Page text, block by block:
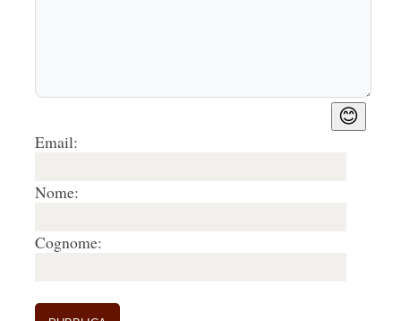
😊
Email:
Nome:
Cognome: